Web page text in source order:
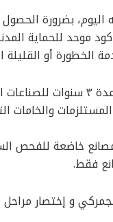
بضرورة
وعمل كود موحد
الخطورة أو
كما طالب قناوي بالإعفاء
والخامات
خاضعة للفحص
فقط.
و إختصار مراحل